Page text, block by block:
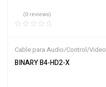
(0 reviews)
Cable para Audio/Control/Video
BINARY B4-HD2-X